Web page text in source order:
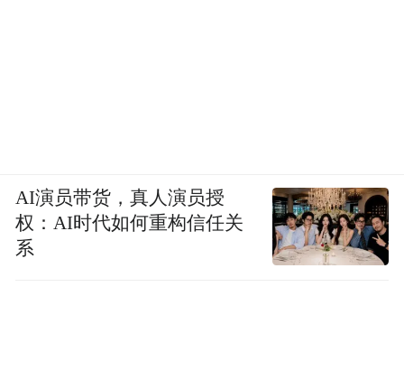
AI演员带货，真人演员授
权：AI时代如何重构信任关
系